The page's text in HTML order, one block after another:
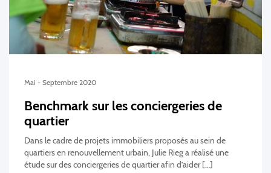
Mai - Septembre 2020
Benchmark sur les conciergeries de
quartier
Dans le cadre de projets immobiliers proposés au sein de
quartiers en renouvellement urbain, Julie Rieg a réalisé une
étude sur des conciergeries de quartier afin d’aider […]